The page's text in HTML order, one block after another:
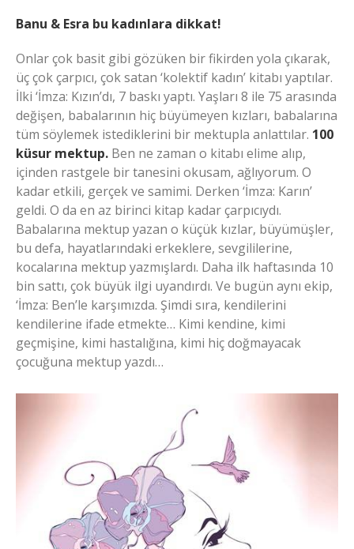
Banu & Esra bu kadınlara dikkat!
Onlar çok basit gibi gözüken bir fikirden yola çıkarak,
üç çok çarpıcı, çok satan ‘kolektif kadın’ kitabı yaptılar.
İlki ‘İmza: Kızın’dı, 7 baskı yaptı. Yaşları 8 ile 75 arasında
değişen, babalarının hiç büyümeyen kızları, babalarına
tüm söylemek istediklerini bir mektupla anlattılar. 100
küsur mektup. Ben ne zaman o kitabı elime alıp,
içinden rastgele bir tanesini okusam, ağlıyorum. O
kadar etkili, gerçek ve samimi. Derken ‘İmza: Karın’
geldi. O da en az birinci kitap kadar çarpıcıydı.
Babalarına mektup yazan o küçük kızlar, büyümüşler,
bu defa, hayatlarındaki erkeklere, sevgililerine,
kocalarına mektup yazmışlardı. Daha ilk haftasında 10
bin sattı, çok büyük ilgi uyandırdı. Ve bugün aynı ekip,
‘İmza: Ben’le karşımızda. Şimdi sıra, kendilerini
kendilerine ifade etmekte… Kimi kendine, kimi
geçmişine, kimi hastalığına, kimi hiç doğmayacak
çocuğuna mektup yazdı…